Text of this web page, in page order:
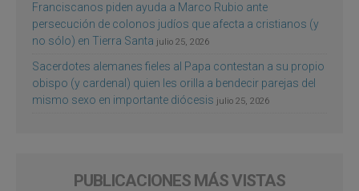
Franciscanos piden ayuda a Marco Rubio ante
persecución de colonos judíos que afecta a cristianos (y
no sólo) en Tierra Santa julio 25, 2026
Sacerdotes alemanes fieles al Papa contestan a su propio
obispo (y cardenal) quien les orilla a bendecir parejas del
mismo sexo en importante diócesis julio 25, 2026
PUBLICACIONES MÁS VISTAS